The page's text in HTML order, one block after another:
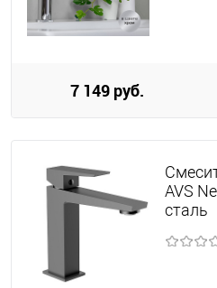
7 149 руб.
AVS
сталь